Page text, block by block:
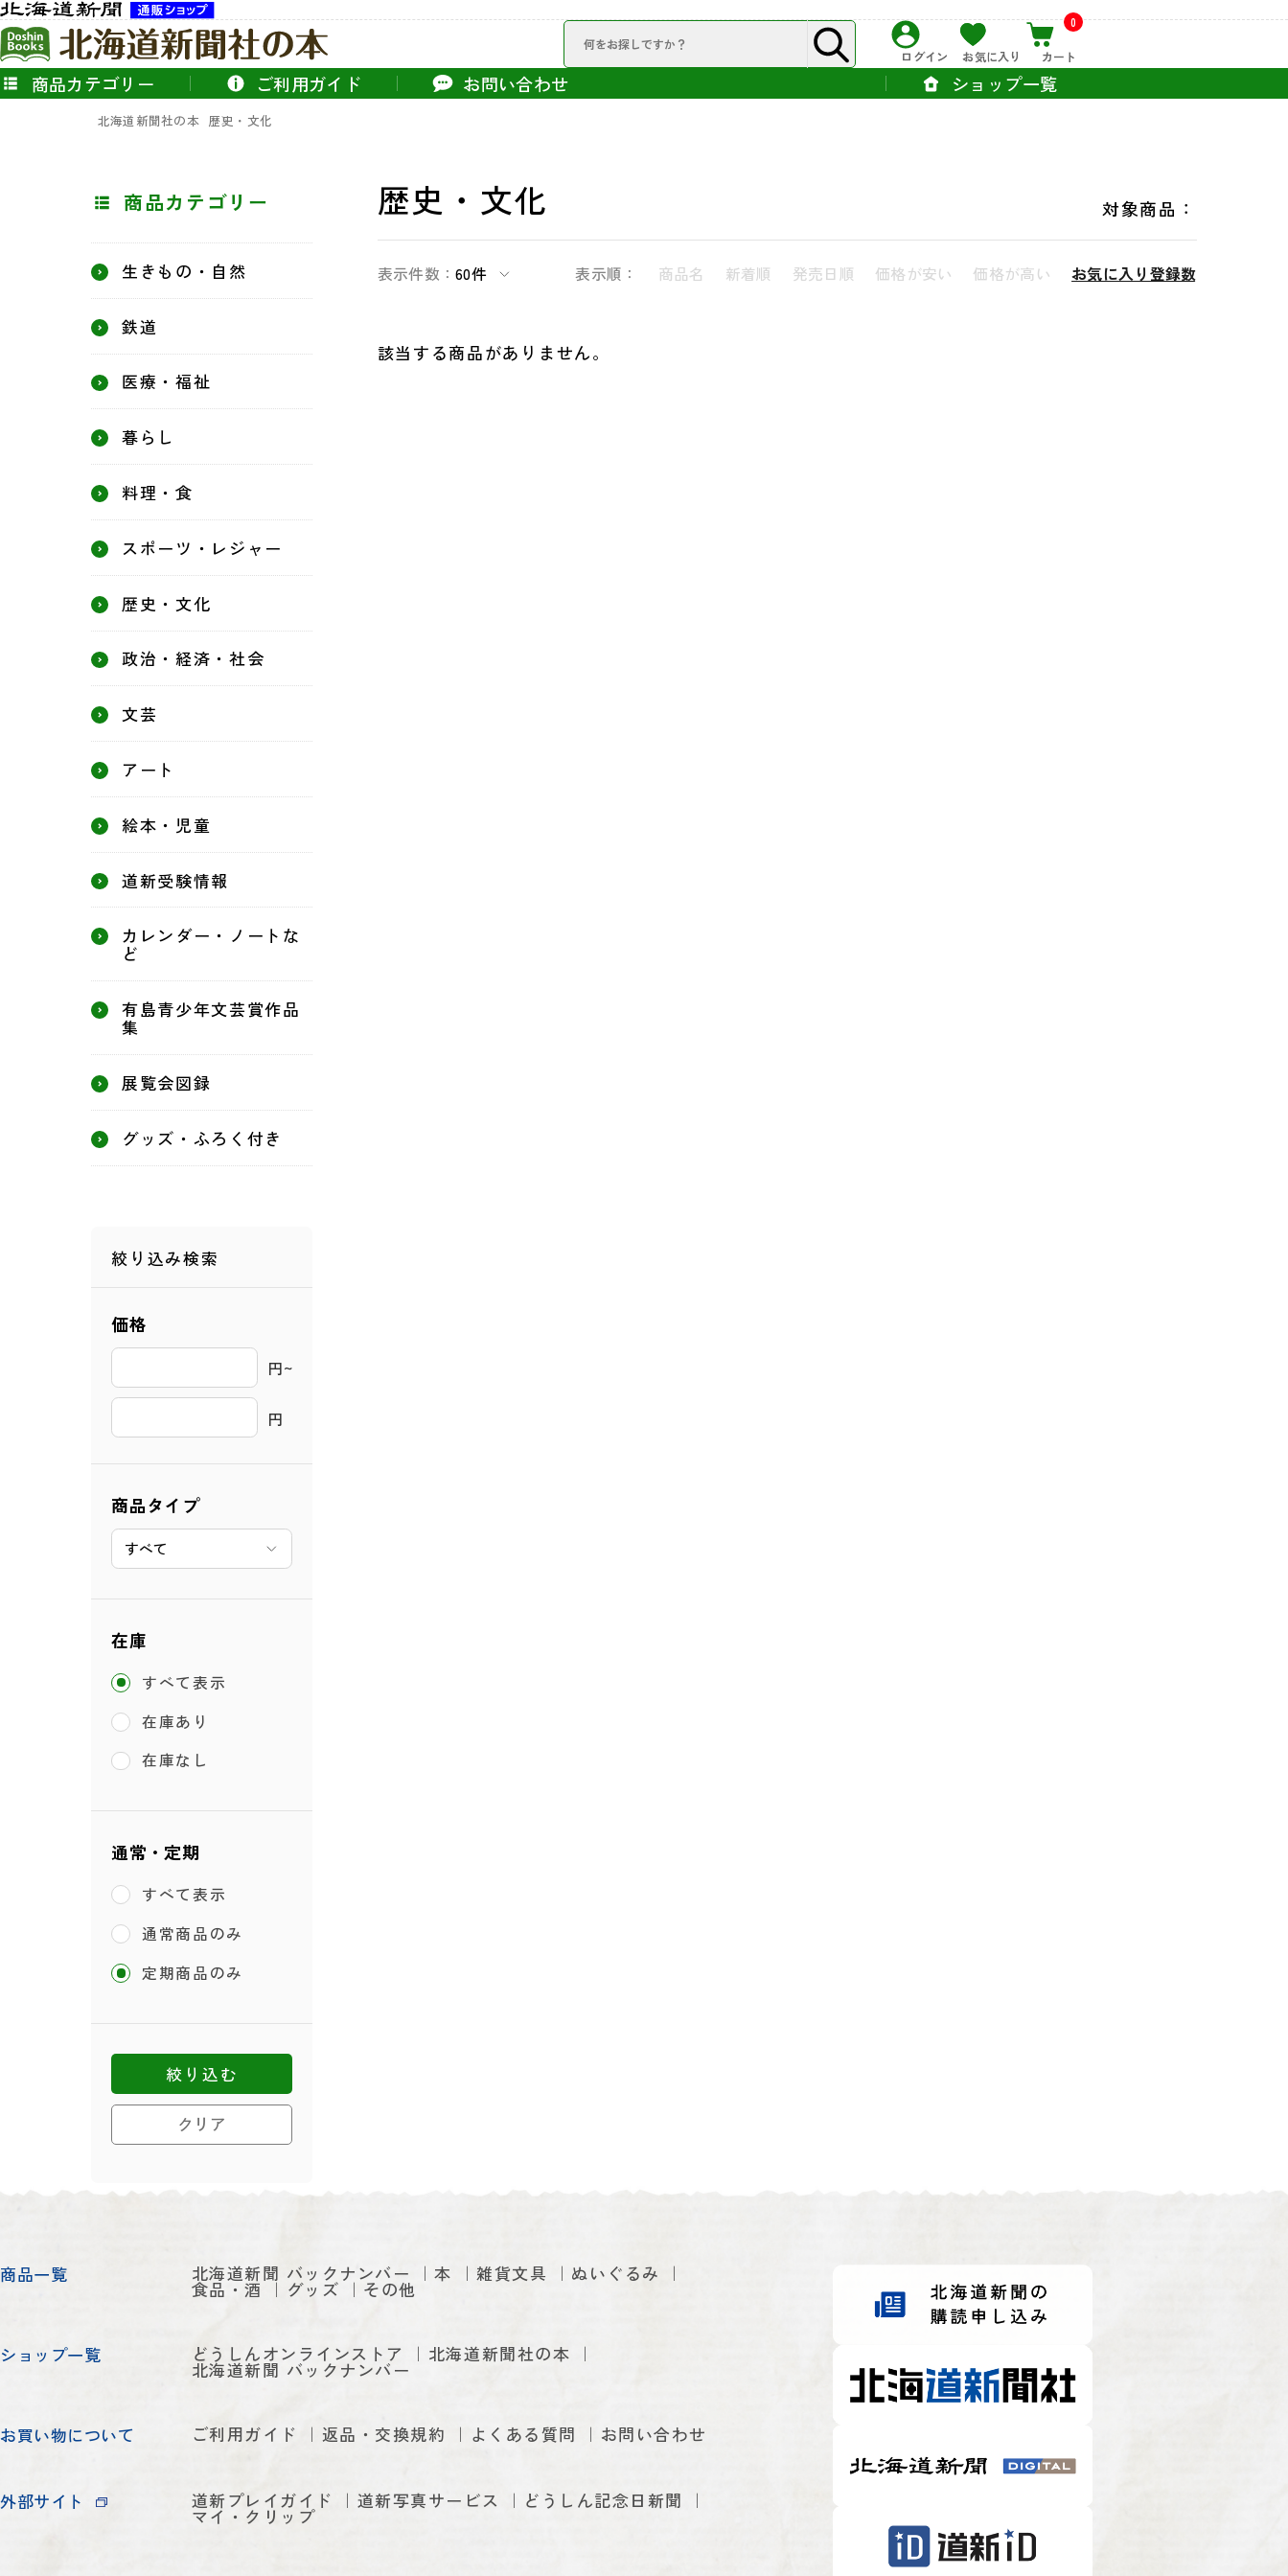
ログイン お気に入り
0
カート
商品カテゴリー ショップ一覧
ご利用ガイド お問い合わせ
北海道新聞社の本 歴史・文化
商品カテゴリー
生きもの・自然
鉄道
医療・福祉
暮らし
料理・食
スポーツ・レジャー
歴史・文化
政治・経済・社会
文芸
アート
絵本・児童
道新受験情報
カレンダー・ノートな
ど
有島青少年文芸賞作品
集
展覧会図録
グッズ・ふろく付き
絞り込み検索
価格
円~
円
商品タイプ
在庫
すべて表示
在庫あり
在庫なし
通常・定期
すべて表示
通常商品のみ
定期商品のみ
クリア
絞り込む
歴史・文化 対象商品：
表示件数：60件 表示順： 商品名 新着順 発売日順 価格が安い 価格が高い お気に入り登録数
該当する商品がありません。
商品一覧 北海道新聞 バックナンバー 本 雑貨文具 ぬいぐるみ
食品・酒 グッズ その他
ショップ一覧 どうしんオンラインストア 北海道新聞社の本
北海道新聞 バックナンバー
お買い物について ご利用ガイド 返品・交換規約 よくある質問 お問い合わせ
外部サイト 道新プレイガイド 道新写真サービス どうしん記念日新聞
マイ・クリップ